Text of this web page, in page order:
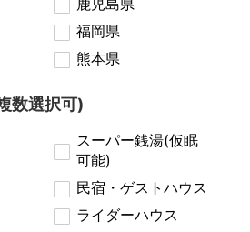
鹿児島県
福岡県
熊本県
数選択可)
スーパー銭湯(仮眠
可能)
民宿・ゲストハウス
ライダーハウス